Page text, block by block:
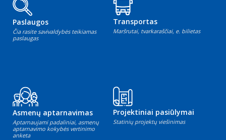
Paslaugos
Čia rasite savivaldybės teikiamas
paslaugas
Transportas
Maršrutai, tvarkaraščiai, e. bilietas
Asmenų aptarnavimas
Aptarnaujami padaliniai, asmenų
aptarnavimo kokybės vertinimo
anketa
Projektiniai pasiūlymai
Statinių projektų viešinimas